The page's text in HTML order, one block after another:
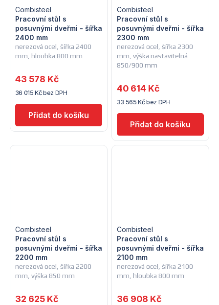
nerezová ocel, šířka 2400
mm, hloubka 800 mm
Pracovní stůl s
posuvnými dveřmi - šířka
2400 mm
Combisteel
36 015 Kč bez DPH
43 578 Kč
nerezová ocel, šířka 2300
mm, výška nastavitelná
850/900 mm
Pracovní stůl s
posuvnými dveřmi - šířka
2300 mm
Combisteel
33 565 Kč bez DPH
40 614 Kč
nerezová ocel, šířka 2200
mm, výška 850 mm
Pracovní stůl s
posuvnými dveřmi - šířka
2200 mm
Combisteel
32 625 Kč
nerezová ocel, šířka 2100
mm, hloubka 800 mm
Pracovní stůl s
posuvnými dveřmi - šířka
2100 mm
Combisteel
36 908 Kč